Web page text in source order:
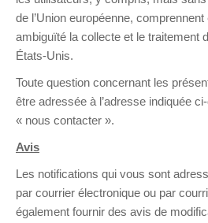
de l’Union européenne,
ambiguïté la collecte et le traitement
États-Unis.
Toute question concernant les
être adressée à l’adresse indiquée
« nous contacter ».
Avis
Les notifications qui vous sont
par courrier électronique ou par
également fournir des avis de